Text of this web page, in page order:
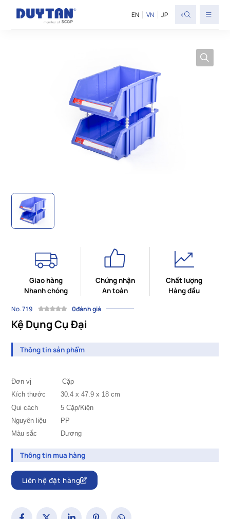
EN VN JP <
Giao hàng
Nhanh chóng
Chứng nhận
An toàn
Chất lượng
Hàng đầu
No.719 0đánh giá
Kệ Dụng Cụ Đại
Thông tin sản phẩm
Đơn vị Cặp
Kích thước
	30.4 x 47.9
x 18 cm
Qui cách
5 Cặp/Kiện
Nguyên liệu
PP
Màu sắc
Dương
Thông tin mua hàng
Liên hệ đặt hàng